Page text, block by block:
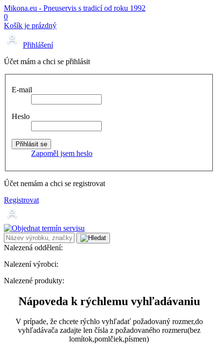
Mikona.eu - Pneuservis s tradicí od roku 1992
0
Košík je prázdný
Přihlášení
Účet mám a chci se přihlásit
E-mail
Heslo
Zapoměl jsem heslo
Účet nemám a chci se registrovat
Registrovat
Nalezená oddělení:
Nalezení výrobci:
Nalezené produkty:
Nápoveda k rýchlemu vyhľadávaniu
V prípade, že chcete rýchlo vyhľadať požadovaný rozmer,do
vyhľadávača zadajte len čísla z požadovaného rozmeru(bez
lomítok,pomlčiek,písmen)